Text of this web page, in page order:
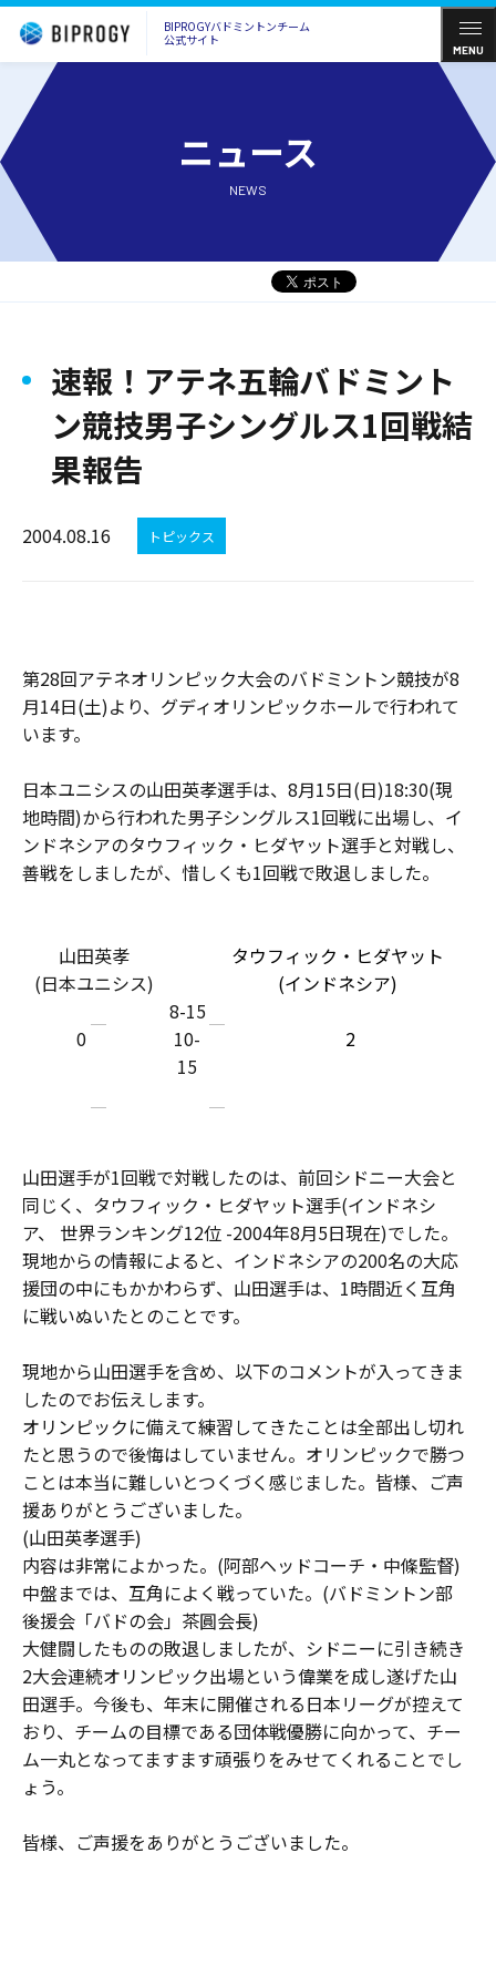
BIPROGYバドミントンチーム
公式サイト
MENU
ニュース
NEWS
速報！アテネ五輪バドミント
ン競技男子シングルス1回戦結
果報告
2004.08.16 トピックス
第28回アテネオリンピック大会のバドミントン競技が8
月14日(土)より、グディオリンピックホールで行われて
います。
日本ユニシスの山田英孝選手は、8月15日(日)18:30(現
地時間)から行われた男子シングルス1回戦に出場し、イ
ンドネシアのタウフィック・ヒダヤット選手と対戦し、
善戦をしましたが、惜しくも1回戦で敗退しました。
山田英孝
(日本ユニシス)
タウフィック・ヒダヤット
(インドネシア)
0
8-15
10-
15
2
山田選手が1回戦で対戦したのは、前回シドニー大会と
同じく、タウフィック・ヒダヤット選手(インドネシ
ア、 世界ランキング12位 -2004年8月5日現在)でした。
現地からの情報によると、インドネシアの200名の大応
援団の中にもかかわらず、山田選手は、1時間近く互角
に戦いぬいたとのことです。
現地から山田選手を含め、以下のコメントが入ってきま
したのでお伝えします。
オリンピックに備えて練習してきたことは全部出し切れ
たと思うので後悔はしていません。オリンピックで勝つ
ことは本当に難しいとつくづく感じました。皆様、ご声
援ありがとうございました。
(山田英孝選手)
内容は非常によかった。(阿部ヘッドコーチ・中條監督)
中盤までは、互角によく戦っていた。(バドミントン部
後援会「バドの会」茶圓会長)
大健闘したものの敗退しましたが、シドニーに引き続き
2大会連続オリンピック出場という偉業を成し遂げた山
田選手。今後も、年末に開催される日本リーグが控えて
おり、チームの目標である団体戦優勝に向かって、チー
ム一丸となってますます頑張りをみせてくれることでし
ょう。
皆様、ご声援をありがとうございました。